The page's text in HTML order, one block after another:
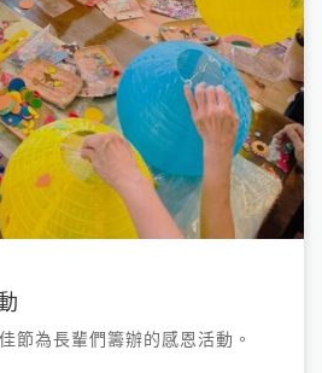
節為長輩們籌辦的感恩活動。